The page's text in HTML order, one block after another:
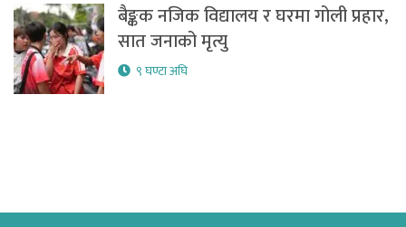
बैङ्कक नजिक विद्यालय र घरमा गोली प्रहार,
सात जनाको मृत्यु
९ घण्टा अघि